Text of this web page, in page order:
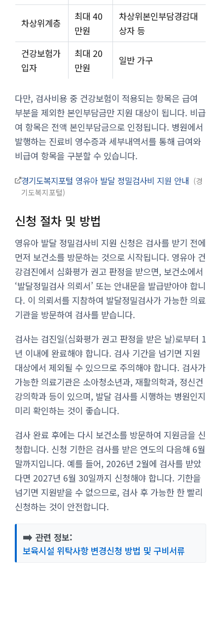
차상위계층
최대 40
만원
차상위본인부담경감대
상자 등
건강보험가
입자
최대 20
만원
일반 가구
다만, 검사비용 중 건강보험이 적용되는 항목은 급여
부분을 제외한 본인부담금만 지원 대상이 됩니다. 비급
여 항목은 전액 본인부담금으로 인정됩니다. 병원에서
발행하는 진료비 영수증과 세부내역서를 통해 급여와
비급여 항목을 구분할 수 있습니다.
경기도복지포털 영유아 발달 정밀검사비 지원 안내
경
기도복지포털
신청 절차 및 방법
영유아 발달 정밀검사비 지원 신청은 검사를 받기 전에
먼저 보건소를 방문하는 것으로 시작됩니다. 영유아 건
강검진에서 심화평가 권고 판정을 받으면, 보건소에서
‘발달정밀검사 의뢰서’ 또는 안내문을 발급받아야 합니
다. 이 의뢰서를 지참하여 발달정밀검사가 가능한 의료
기관을 방문하여 검사를 받습니다.
검사는 검진일(심화평가 권고 판정을 받은 날)로부터 1
년 이내에 완료해야 합니다. 검사 기간을 넘기면 지원
대상에서 제외될 수 있으므로 주의해야 합니다. 검사가
가능한 의료기관은 소아청소년과, 재활의학과, 정신건
강의학과 등이 있으며, 발달 검사를 시행하는 병원인지
미리 확인하는 것이 좋습니다.
검사 완료 후에는 다시 보건소를 방문하여 지원금을 신
청합니다. 신청 기한은 검사를 받은 연도의 다음해 6월
말까지입니다. 예를 들어, 2026년 2월에 검사를 받았
다면 2027년 6월 30일까지 신청해야 합니다. 기한을
넘기면 지원받을 수 없으므로, 검사 후 가능한 한 빨리
신청하는 것이 안전합니다.
➡️ 관련 정보:
보육시설 위탁사항 변경신청 방법 및 구비서류